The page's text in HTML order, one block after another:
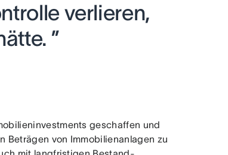
verlieren,
”
geschaffen und
Beträgen von Immobilienanlagen zu